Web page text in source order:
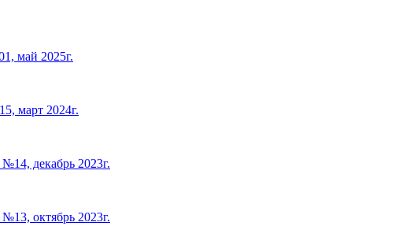
май 2025г.
март 2024г.
декабрь 2023г.
октябрь 2023г.